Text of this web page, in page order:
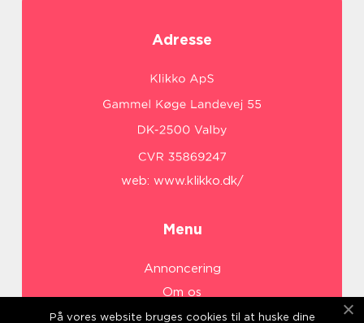
Adresse
web: www.klikko.dk/
Menu
Annoncering
Om os
Cookies
På vores website bruges cookies til at huske dine